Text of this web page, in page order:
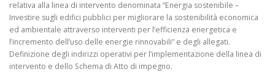
relativa alla linea di intervento denominata “Energia sostenibile –
Investire sugli edifici pubblici per migliorare la sostenibilità economica
ed ambientale attraverso interventi per l’efficienza energetica e
l’incremento dell’uso delle energie rinnovabili” e degli allegati.
Definizione degli indirizzi operativi per l’implementazione della linea di
intervento e dello Schema di Atto di impegno.